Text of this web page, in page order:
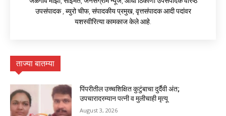
उपसंपादक , ब्युरो चीफ, संपादकीय प्रमुख, वृत्तसंपादक आदी पदांवर
यशस्वीरित्या कामकाज केले आहे.
ताज्या बातम्या
पिंपरीतील उच्चशिक्षित कुटुंबाचा दुर्दैवी अंत;
उपचारादरम्यान पत्नी व मुलीचाही मृत्यू
August 3, 2026